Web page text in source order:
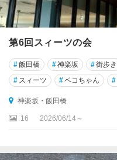
場
・
新
橋
汐
留
葛
飾
西
第6回スィーツの会
#飯田橋 #神楽坂 #街歩き
# スィーツ #ペコちゃん #
神楽坂・飯田橋
16 2026/06/14～